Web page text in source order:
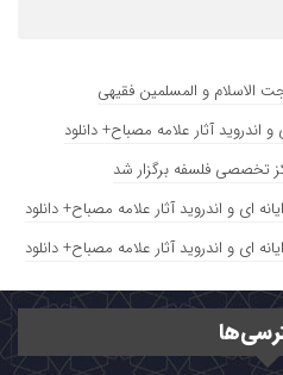
الاسلام و المسلمین فقیهی
تخصصی فلسفه برگزار شد